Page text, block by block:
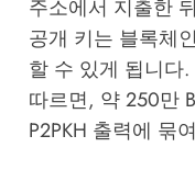
주소에서 지출한
공개 키는 블록체
할 수 있게 됩니다
따르면, 약 250만
P2PKH 출력에 묶